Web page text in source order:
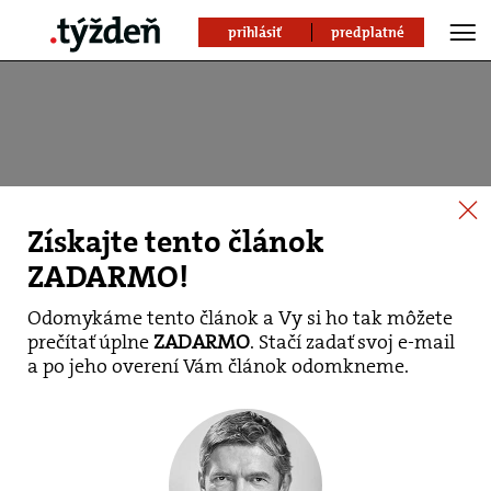
prihlásiť predplatné
Získajte tento článok
ZADARMO!
Odomykáme tento článok a Vy si ho tak môžete
prečítať úplneZADARMO. Stačí zadať svoj e-mail
a po jeho overení Vám článok odomkneme.
Vakcíny schválené v
EÚ zrejme poskytujú
ochranu proti všetkým